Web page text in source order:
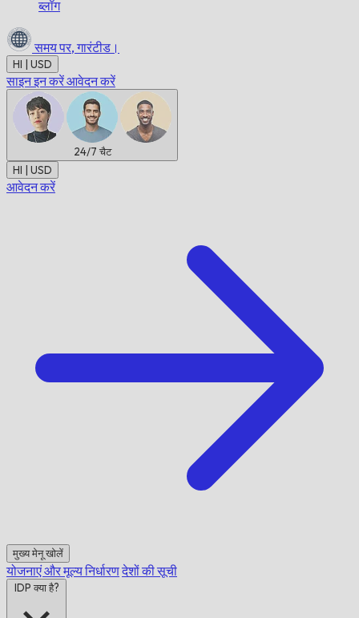
ब्लॉग
समय पर, गारंटीड।
HI | USD
साइन इन करेंआवेदन करें
24/7 चैट
HI | USD
आवेदन करें
मुख्य मेनू खोलें
योजनाएं और मूल्य निर्धारणदेशों की सूची
IDP क्या है?